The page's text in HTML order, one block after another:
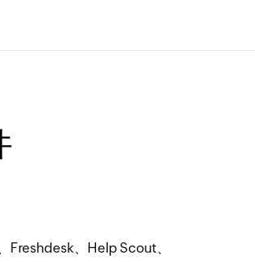
Freshdesk、Help Scout、